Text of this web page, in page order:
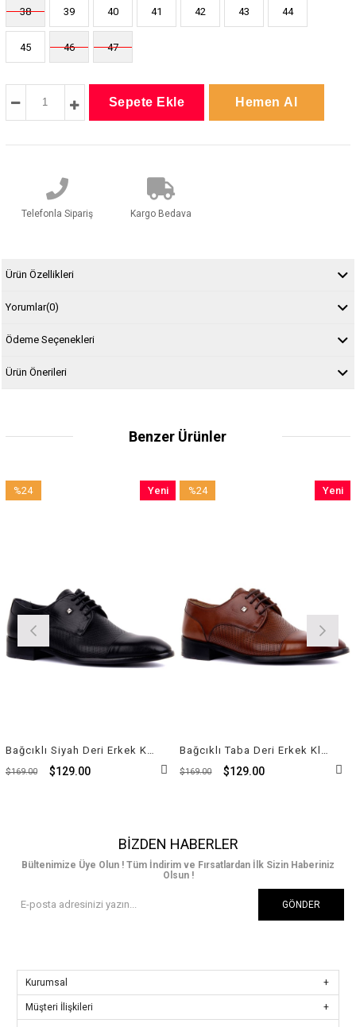
38 39 40 41 42 43 44
45 46 47
Telefonla Sipariş Kargo Bedava
Ürün Özellikleri
Yorumlar(0)
Ödeme Seçenekleri
Ürün Önerileri
Benzer Ürünler
$129.00
$169.00
%24
Yeni
$129.00
$169.00
%24
Yeni
BIZDEN HABERLER
Bültenimize Üye Olun ! Tüm İndirim ve Fırsatlardan İlk Sizin Haberiniz
Olsun !
GÖNDER
Kurumsal
Müşteri İlişkileri